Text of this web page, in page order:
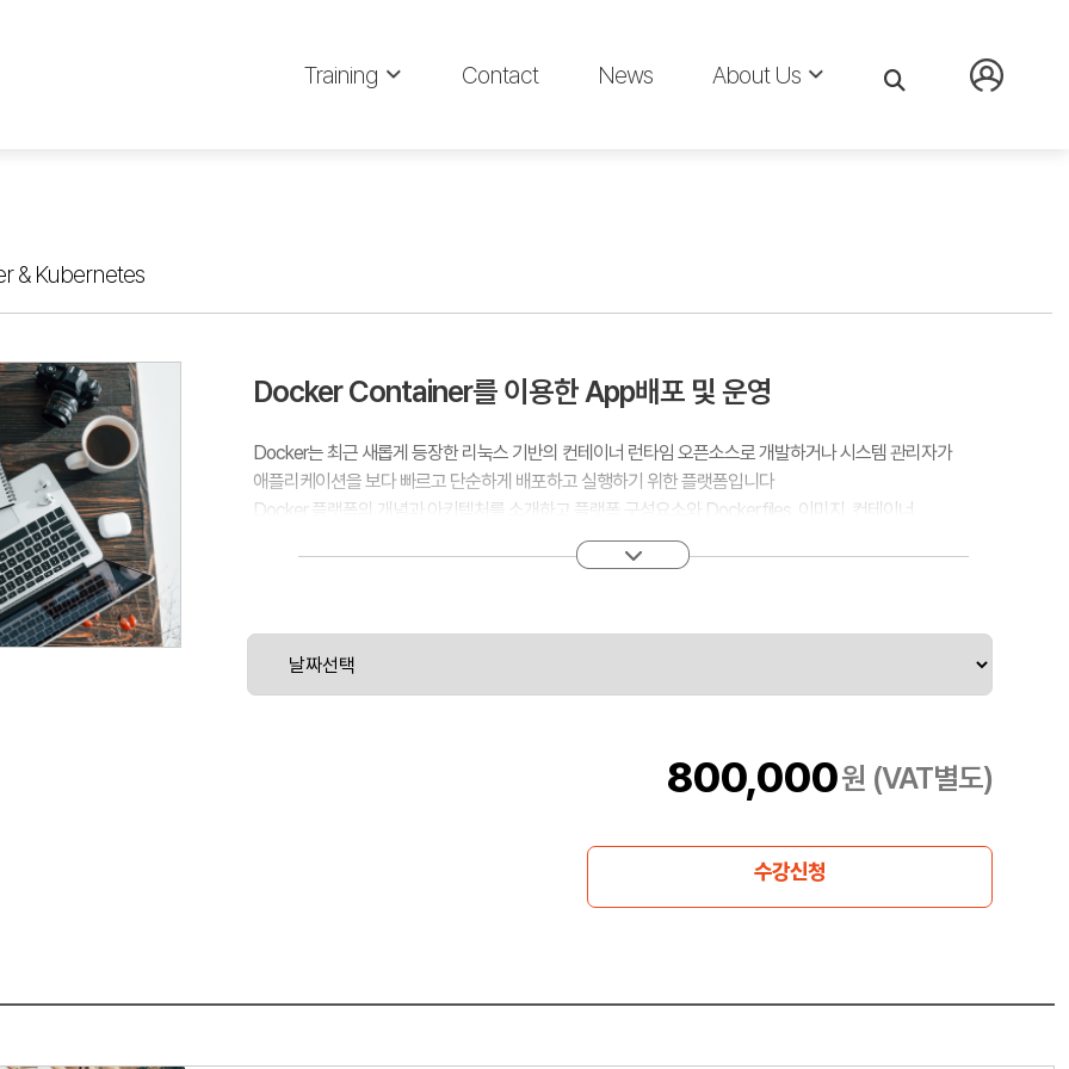
Training Contact News About Us
& Kubernetes
Docker Container를 이용한 App배포 및 운영
Docker는 최근 새롭게 등장한 리눅스 기반의 컨테이너 런타임 오픈소스로 개발하거나 시스템 관리자가
애플리케이션을 보다 빠르고 단순하게 배포하고 실행하기 위한 플랫폼입니다
Docker 플랫폼의 개념과 아키텍처를 소개하고 플랫폼 구성요소와 Dockerfiles, 이미지, 컨테이너,
Repositories 등의 생성과 관리 방법을 다루며 Docker 데몬과 Docker Machine, Swarm과 Compose
800,000원 (VAT별도)
수강신청